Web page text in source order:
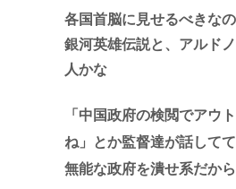
各国首脳に見せるべきなの
銀河英雄伝説と、アルド
人かな
「中国政府の検閲でアウ
ね」とか監督達が話して
無能な政府を潰せ系だから